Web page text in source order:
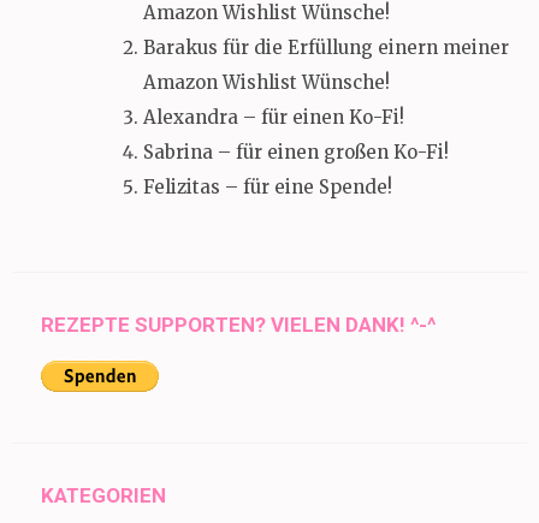
Amazon Wishlist Wünsche!
Barakus für die Erfüllung einern meiner
Amazon Wishlist Wünsche!
Alexandra – für einen Ko-Fi!
Sabrina – für einen großen Ko-Fi!
Felizitas – für eine Spende!
REZEPTE SUPPORTEN? VIELEN DANK! ^-^
KATEGORIEN